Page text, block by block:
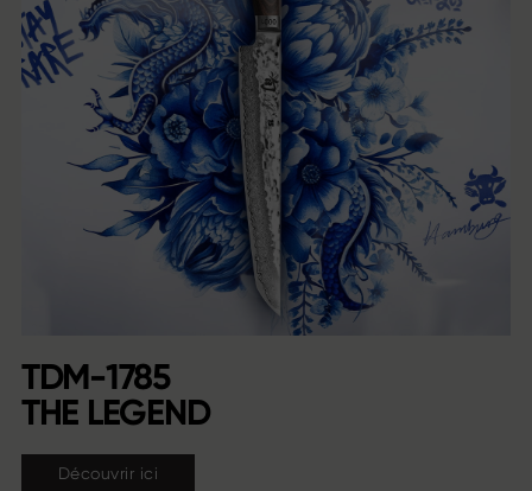
TDM-1785
THE LEGEND
Découvrir ici